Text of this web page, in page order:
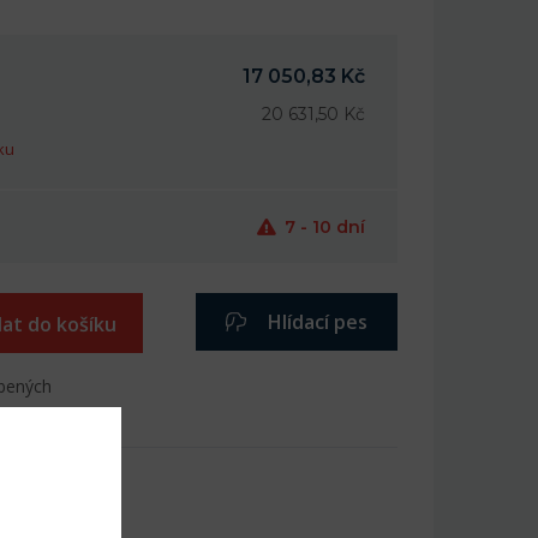
17 050,83 Kč
20 631,50 Kč
7 - 10 dní
do košíku Hlídací pes